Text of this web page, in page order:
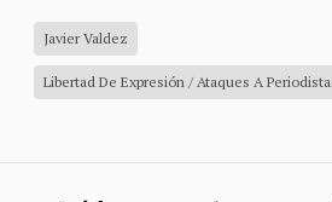
Javier Valdez
Libertad De Expresión / Ataques A